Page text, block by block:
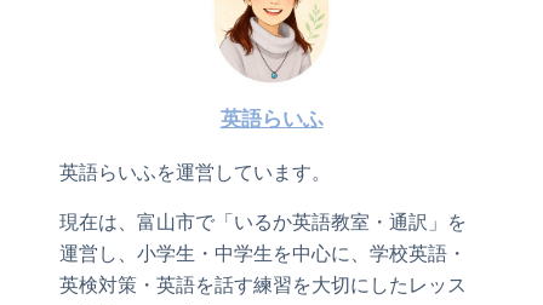
英語らいふ
英語らいふを運営しています。
現在は、富山市で「いるか英語教室・通訳」を
運営し、小学生・中学生を中心に、学校英語・
英検対策・英語を話す練習を大切にしたレッス